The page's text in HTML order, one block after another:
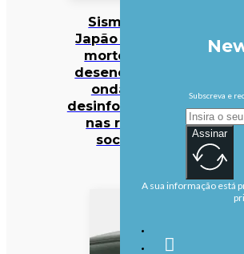
Sismo no
Japão faz 38
mortos… e
desencadeia
onda de
desinformação
nas redes
sociais
Subscreva e
Assinar
A sua informação está